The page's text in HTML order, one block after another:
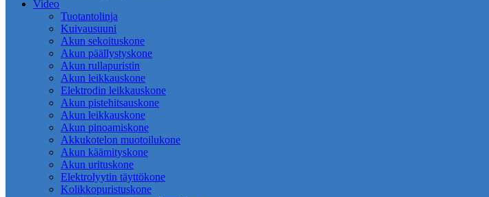
Video
Tuotantolinja
Kuivausuuni
Akun sekoituskone
Akun päällystyskone
Akun rullapuristin
Akun leikkauskone
Elektrodin leikkauskone
Akun pistehitsauskone
Akun leikkauskone
Akun pinoamiskone
Akkukotelon muotoilukone
Akun käämityskone
Akun urituskone
Elektrolyytin täyttökone
Kolikkopuristuskone